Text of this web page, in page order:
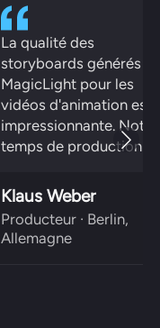
La qualité des
storyboards générés
MagicLight pour les
vidéos d'animation est
impressionnante. Notre
temps de production a
Klaus Weber
Producteur · Berlin,
Allemagne